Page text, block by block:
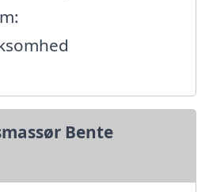
Bente